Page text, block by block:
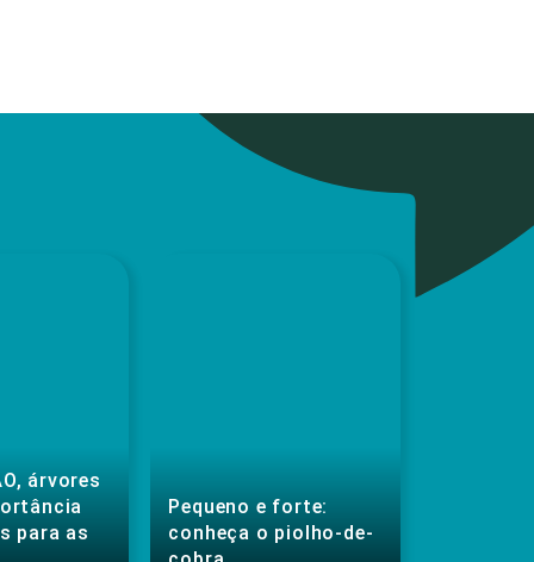
árvores
para as
Pequeno e forte:
conheça o piolho-de-